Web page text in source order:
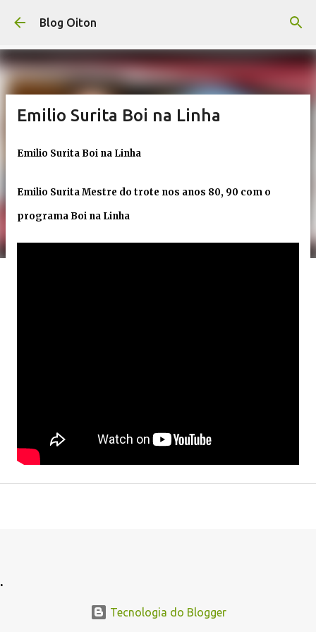
Pular para o conteúdo principal
Blog Oiton
Emilio Surita Boi na Linha
Emilio Surita Boi na Linha
Emilio Surita Mestre do trote nos anos 80, 90 com o
programa Boi na Linha
.
Tecnologia do Blogger